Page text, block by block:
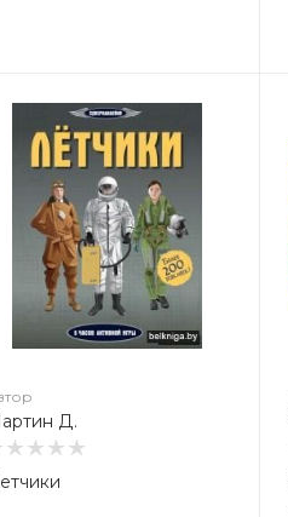
Д.
Автор
Хотулев А.